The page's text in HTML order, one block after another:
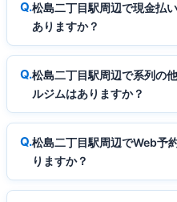
松島二丁目駅周辺で現金払
ありますか？
松島二丁目駅周辺で系列の
ルジムはありますか？
松島二丁目駅周辺でWeb予
りますか？